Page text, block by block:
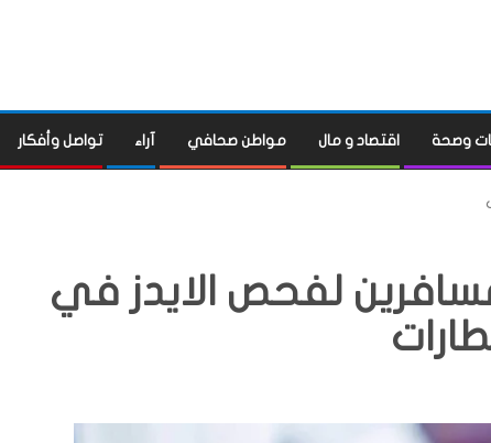
وصحة اقتصاد و مال مواطن صحافي آراء تواصل وأفكار
لفحص الايدز في